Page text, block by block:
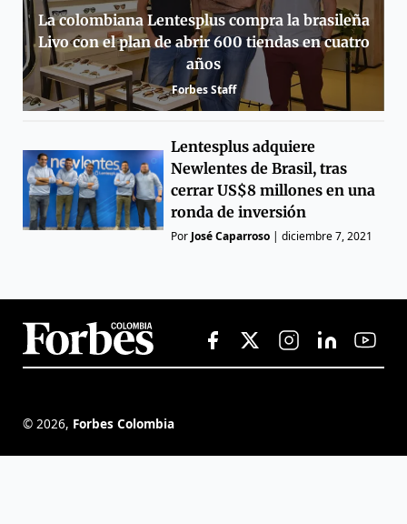
La colombiana Lentesplus compra la brasileña
Livo con el plan de abrir 600 tiendas en cuatro
años
Forbes Staff
Lentesplus adquiere
Newlentes de Brasil, tras
cerrar US$8 millones en una
ronda de inversión
Por José Caparroso |diciembre 7, 2021
© 2026, Forbes Colombia